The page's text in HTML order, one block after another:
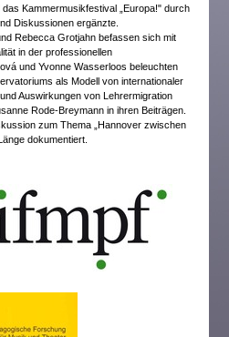
Kammermusikfestival „Europa!" durch
Diskussionen ergänzte.
Rebecca Grotjahn befassen sich mit
in der professionellen
und Yvonne Wasserloos beleuchten
als Modell von internationaler
Auswirkungen von Lehrermigration
Rode-Breymann in ihren Beiträgen.
zum Thema „Hannover zwischen
dokumentiert.